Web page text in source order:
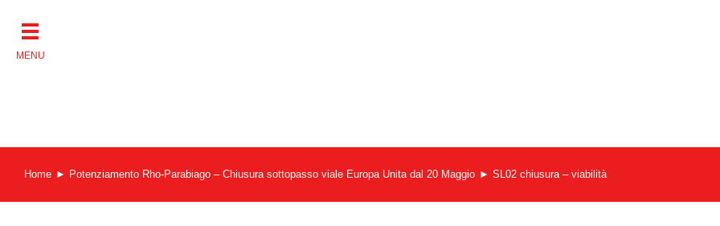
contenuto
Home Potenziamento Rho-Parabiago – Chiusura sottopasso viale Europa Unita dal 20 Maggio SL02 chiusura – viabilità